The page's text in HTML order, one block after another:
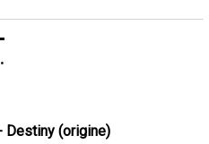
Destiny (origine)